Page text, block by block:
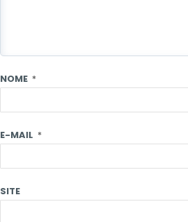
NOME *
E-MAIL *
SITE